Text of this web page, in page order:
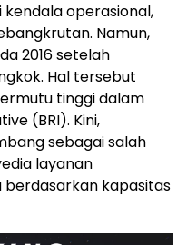
operasional,
Namun,
2016 setelah
Hal tersebut
tinggi dalam
(BRI). Kini,
sebagai salah
layanan
kapasitas